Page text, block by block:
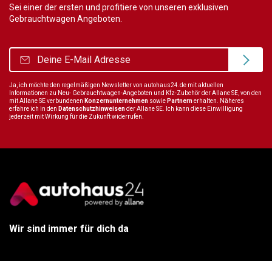
Sei einer der ersten und profitiere von unseren exklusiven
Gebrauchtwagen Angeboten.
Ja, ich möchte den regelmäßigen Newsletter von autohaus24.de mit aktuellen
Informationen zu Neu- Gebrauchtwagen-Angeboten und Kfz-Zubehör der Allane SE, von den
mit Allane SE verbundenen Konzernunternehmen sowie Partnernerhalten. Näheres
erfahre ich in den Datenschutzhinweisender Allane SE. Ich kann diese Einwilligung
jederzeit mit Wirkung für die Zukunft widerrufen.
Wir sind immer für dich da